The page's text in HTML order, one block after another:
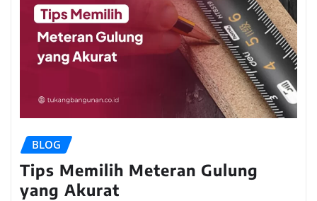
BLOG
Tips Memilih Meteran Gulung
yang Akurat